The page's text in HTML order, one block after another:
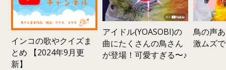
インコの歌やクイズま
とめ 【2024年9月更
新】
アイドル(YOASOBI)の
曲にたくさんの鳥さん
が登場！可愛すぎる〜♪
鳥の声
激ムズ